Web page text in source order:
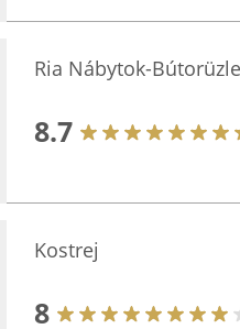
Ria Nábytok-
8.7
Kostrej
8